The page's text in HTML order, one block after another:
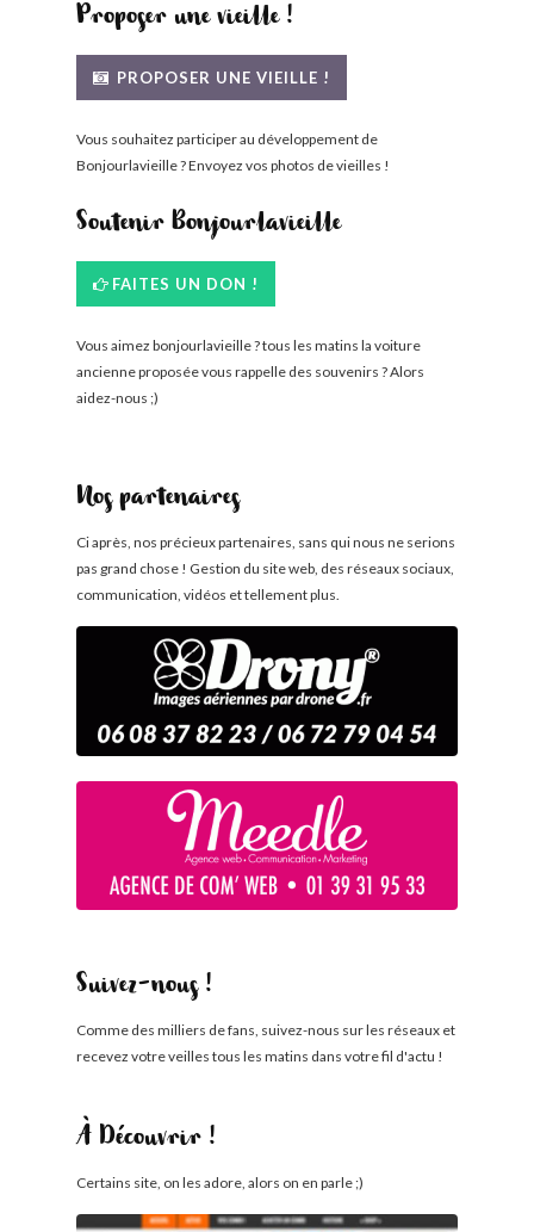
Proposer une vieille !
PROPOSER UNE VIEILLE !
Vous souhaitez participer au développement de
Bonjourlavieille ? Envoyez vos photos de vieilles !
Soutenir Bonjourlavieille
FAITES UN DON !
Vous aimez bonjourlavieille ? tous les matins la voiture
ancienne proposée vous rappelle des souvenirs ? Alors
aidez-nous ;)
Nos partenaires
Ci après, nos précieux partenaires, sans qui nous ne serions
pas grand chose ! Gestion du site web, des réseaux sociaux,
communication, vidéos et tellement plus.
Suivez-nous !
Comme des milliers de fans, suivez-nous sur les réseaux et
recevez votre veilles tous les matins dans votre fil d'actu !
À Découvrir !
Certains site, on les adore, alors on en parle ;)